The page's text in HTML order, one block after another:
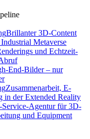
Brillanter 3D-Content
Metaverse
und Echtzeit-
End-Bilder – nur
Zusammenarbeit, E-
in der Extended Reality
Agentur für 3D-
und Equipment